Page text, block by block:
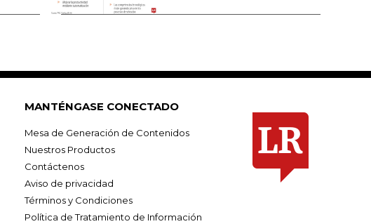
MANTÉNGASE CONECTADO
Mesa de Generación de Contenidos
Nuestros Productos
Contáctenos
Aviso de privacidad
Términos y Condiciones
Política de Tratamiento de Información